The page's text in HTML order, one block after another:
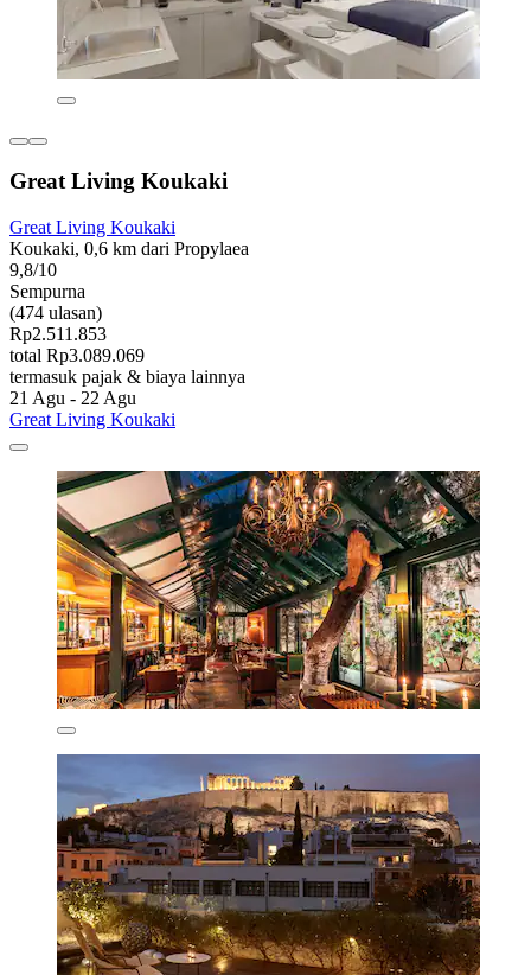
Great Living Koukaki
Great Living Koukaki
Koukaki, 0,6 km dari Propylaea
9,8/10
Sempurna
(474 ulasan)
Rp2.511.853
total Rp3.089.069
termasuk pajak & biaya lainnya
21 Agu - 22 Agu
Great Living Koukaki